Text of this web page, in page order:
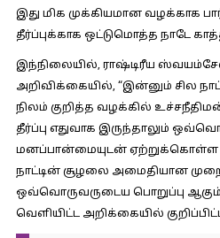
இது மிக முக்கியமான வழக்காக
தீர்ப்புக்காக ஒட்டுமொத்த நாடே
இந்நிலையில், ராஷ்டிரீய
அறிவிக்கையில், “இன்னும் சில
நிலம் குறித்த வழக்கில்
தீர்ப்பு எதுவாக இருந்தாலும்
மனப்பான்மையுடன் ஏற்றுக்கொள்ள
நாட்டின் சூழலை அமைதியான
ஒவ்வொருவருடைய பொறுப்பு
வெளியிட்ட அறிக்கையில்